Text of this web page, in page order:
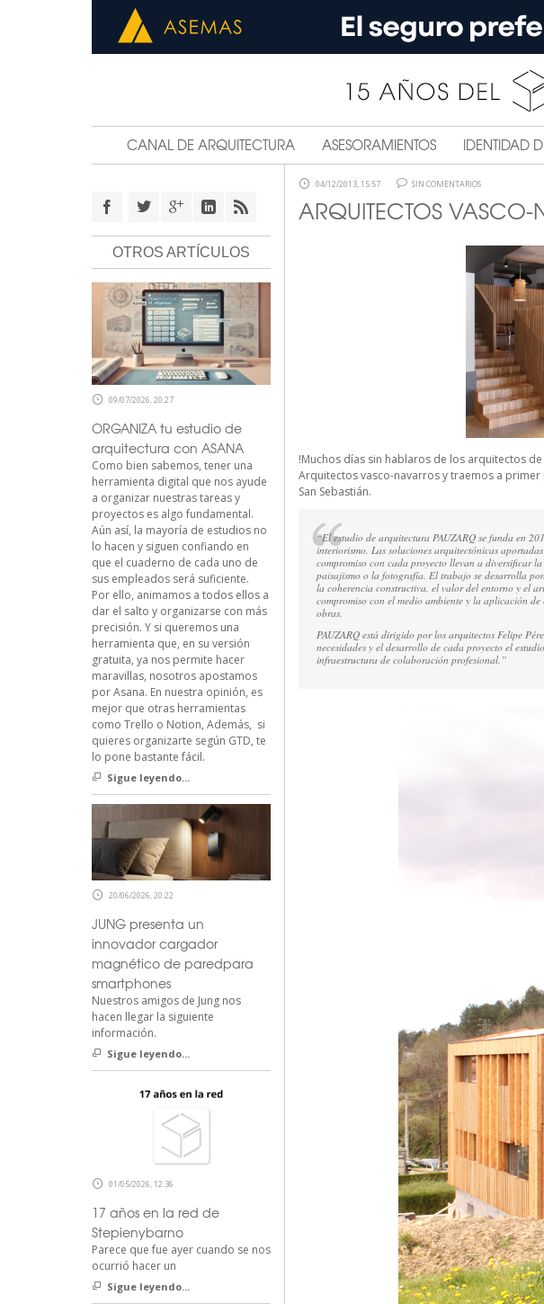
CANAL DE ARQUITECTURA ASESORAMIENTOS IDENTIDAD
04/12/2013, 15:57 SIN COMENTARIOS
ARQUITECTOS
!Muchos días sin hablaros de los arquitectos
Arquitectos vasco-navarros y traemos a
San Sebastián.
“El estudio de arquitectura PAUZARQ se funda en
interiorismo. Las soluciones arquitectónicas
compromiso con cada proyecto llevan a diversificar
paisajismo o la fotografía. El trabajo se desarrolla
la coherencia constructiva, el valor del entorno y el
compromiso con el medio ambiente y la aplicación
obras.
PAUZARQ está dirigido por los arquitectos Felipe
necesidades y el desarrollo de cada proyecto el
infraestructura de colaboración profesional.”
OTROS ARTÍCULOS
09/07/2026, 20:27
ORGANIZA tu estudio de
arquitectura con ASANA
Como bien sabemos, tener una
herramienta digital que nos ayude
a organizar nuestras tareas y
proyectos es algo fundamental.
Aún así, la mayoría de estudios no
lo hacen y siguen confiando en
que el cuaderno de cada uno de
sus empleados será suficiente.
Por ello, animamos a todos ellos a
dar el salto y organizarse con más
precisión. Y si queremos una
herramienta que, en su versión
gratuita, ya nos permite hacer
maravillas, nosotros apostamos
por Asana. En nuestra opinión, es
mejor que otras herramientas
como Trello o Notion, Además, si
quieres organizarte según GTD, te
lo pone bastante fácil.
Sigue leyendo...
20/06/2026, 20:22
JUNG presenta un
innovador cargador
magnético de paredpara
smartphones
Nuestros amigos de Jung nos
hacen llegar la siguiente
información.
Sigue leyendo...
01/05/2026, 12:36
17 años en la red de
Stepienybarno
Parece que fue ayer cuando se nos
ocurrió hacer un
Sigue leyendo...